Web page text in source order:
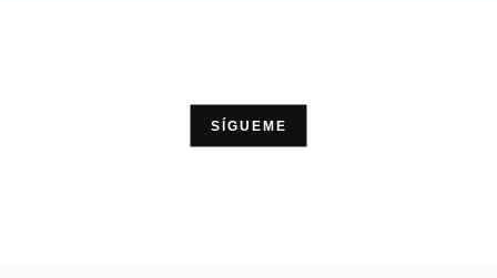
SÍGUEME